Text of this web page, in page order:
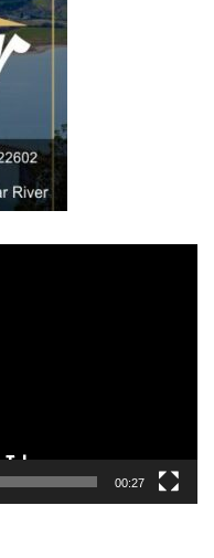
00:27